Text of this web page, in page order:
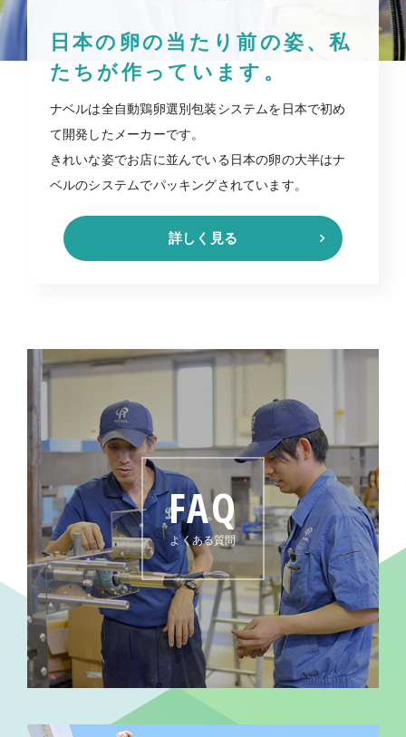
日本の卵の当たり前の姿、私
たちが作っています。
ナベルは全自動鶏卵選別包装システムを日本で初め
て開発したメーカーです。
きれいな姿でお店に並んでいる日本の卵の大半はナ
ベルのシステムでパッキングされています。
詳しく見る
FAQ
よくある質問